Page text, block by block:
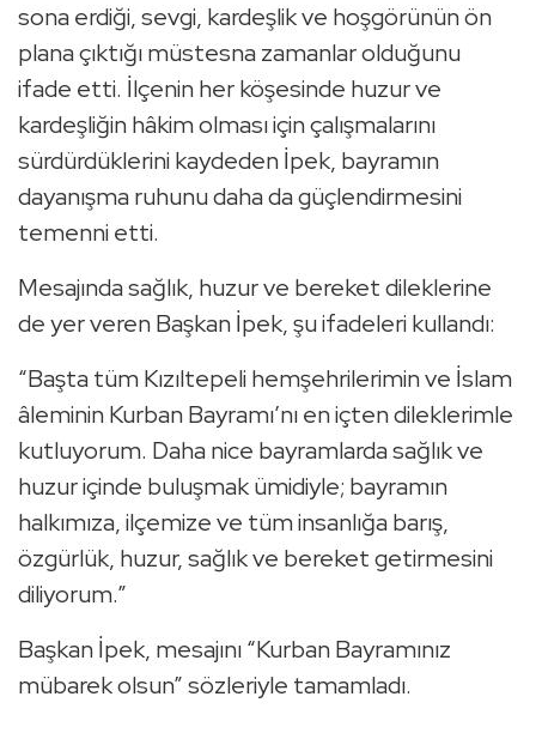
sona erdiği, sevgi, kardeşlik ve hoşgörünün ön
plana çıktığı müstesna zamanlar olduğunu
ifade etti. İlçenin her köşesinde huzur ve
kardeşliğin hâkim olması için çalışmalarını
sürdürdüklerini kaydeden İpek, bayramın
dayanışma ruhunu daha da güçlendirmesini
temenni etti.
Mesajında sağlık, huzur ve bereket dileklerine
de yer veren Başkan İpek, şu ifadeleri kullandı:
“Başta tüm Kızıltepeli hemşehrilerimin ve İslam
âleminin Kurban Bayramı’nı en içten dileklerimle
kutluyorum. Daha nice bayramlarda sağlık ve
huzur içinde buluşmak ümidiyle; bayramın
halkımıza, ilçemize ve tüm insanlığa barış,
özgürlük, huzur, sağlık ve bereket getirmesini
diliyorum.”
Başkan İpek, mesajını “Kurban Bayramınız
mübarek olsun” sözleriyle tamamladı.